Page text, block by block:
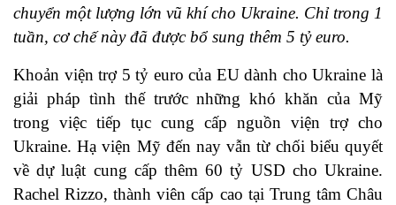
chuyển một lượng lớn vũ khí cho Ukraine. Chỉ trong 1
tuần, cơ chế này đã được bổ sung thêm 5 tỷ euro.
Khoản viện trợ 5 tỷ euro của EU dành cho Ukraine là
giải pháp tình thế trước những khó khăn của Mỹ
trong việc tiếp tục cung cấp nguồn viện trợ cho
Ukraine. Hạ viện Mỹ đến nay vẫn từ chối biểu quyết
về dự luật cung cấp thêm 60 tỷ USD cho Ukraine.
Rachel Rizzo, thành viên cấp cao tại Trung tâm Châu